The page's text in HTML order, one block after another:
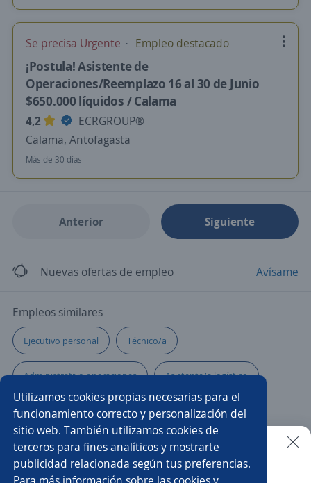
Utilizamos cookies propias necesarias para el
funcionamiento correcto y personalización del
sitio web. También utilizamos cookies de
terceros para fines analíticos y mostrarte
publicidad relacionada según tus preferencias.
Se precisa Urgente Empleo destacado
¡Postula! Asistente de
Operaciones/Reemplazo 16 al 30 de Junio
$650.000 líquidos / Calama
4,2
ECRGROUP®️
Calama, Antofagasta
Más de 30 días
Anterior Siguiente
Nuevas ofertas de empleo Avísame
Empleos similares
Ejecutivo personal Técnico/a
Administrativo operaciones Asistente/a logístico
Auxiliar Mecánico/a Operador/a de cctv
Asistente/a contable Producción
Auxiliar operativo Auxiliar de almacén
Buscar es más fácil en la app